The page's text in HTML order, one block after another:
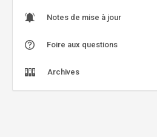
Notes de mise à jour
Foire aux questions
Archives